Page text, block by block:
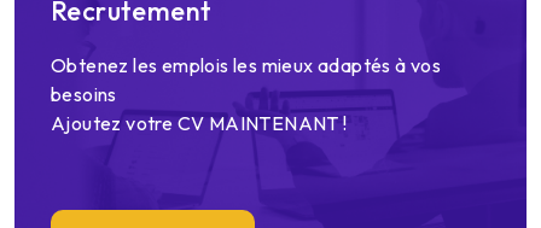
Recrutement
Obtenez les emplois les mieux adaptés à vos
besoins
Ajoutez votre CV MAINTENANT !